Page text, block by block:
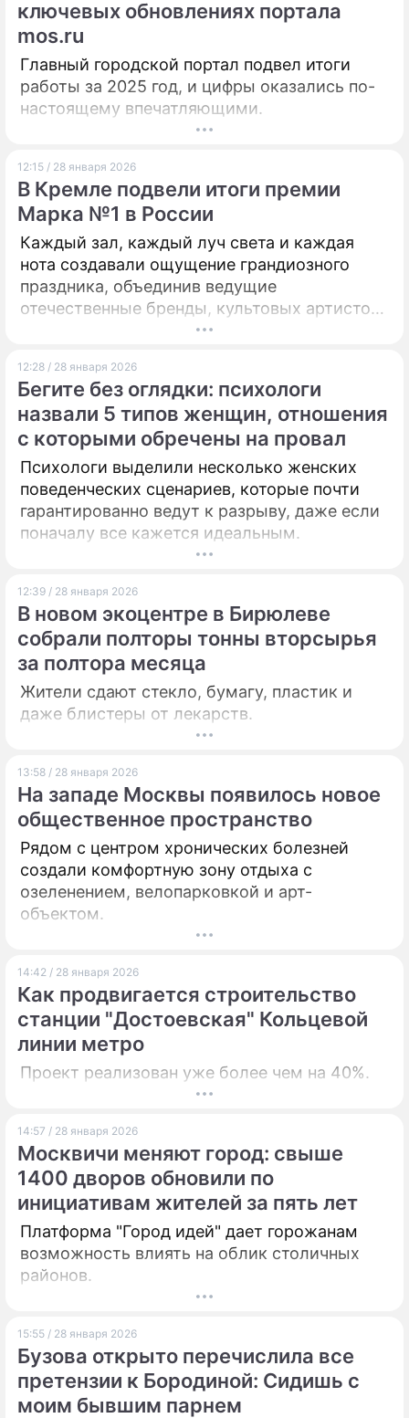
ключевых обновлениях портала
mos.ru
Главный городской портал подвел итоги
работы за 2025 год, и цифры оказались по-
настоящему впечатляющими.
12:15 / 28 января 2026
В Кремле подвели итоги премии
Марка №1 в России
Каждый зал, каждый луч света и каждая
нота создавали ощущение грандиозного
праздника, объединив ведущие
отечественные бренды, культовых артистов
и миллионы зрителей, для которых
высшей мерой успеха.
12:28 / 28 января 2026
Бегите без оглядки: психологи
назвали 5 типов женщин, отношения
с которыми обречены на провал
Психологи выделили несколько женских
поведенческих сценариев, которые почти
гарантированно ведут к разрыву, даже если
поначалу все кажется идеальным.
12:39 / 28 января 2026
В новом экоцентре в Бирюлеве
собрали полторы тонны вторсырья
за полтора месяца
Жители сдают стекло, бумагу, пластик и
даже блистеры от лекарств.
13:58 / 28 января 2026
На западе Москвы появилось новое
общественное пространство
Рядом с центром хронических болезней
создали комфортную зону отдыха с
озеленением, велопарковкой и арт-
объектом.
14:42 / 28 января 2026
Как продвигается строительство
станции "Достоевская" Кольцевой
линии метро
Проект реализован уже более чем на 40%.
14:57 / 28 января 2026
Москвичи меняют город: свыше
1400 дворов обновили по
инициативам жителей за пять лет
Платформа "Город идей" дает горожанам
возможность влиять на облик столичных
районов.
15:55 / 28 января 2026
Бузова открыто перечислила все
претензии к Бородиной: Сидишь с
моим бывшим парнем